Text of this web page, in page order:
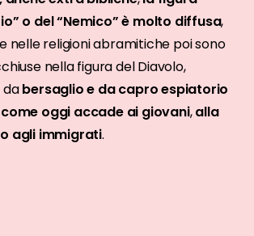
o del “Nemico” è molto diffusa,
nelle religioni abramitiche poi sono
nella figura del Diavolo,
dabersaglio e da capro espiatorio
come oggi accade ai giovani,alla
agli immigrati.